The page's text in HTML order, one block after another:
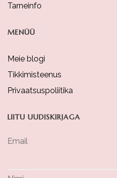
Tarneinfo
MENÜÜ
Meie blogi
Tikkimisteenus
Privaatsuspoliitika
LIITU UUDISKIRJAGA
Email